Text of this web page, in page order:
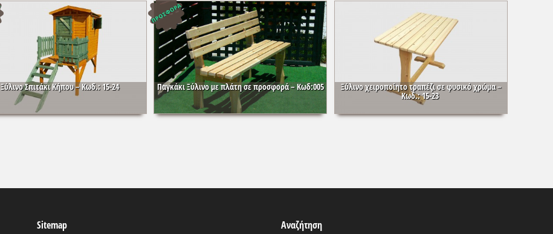
Ξύλινο Σπιτάκι Κήπου – Κωδ.: 15-24 Παγκάκι Ξύλινο με πλάτη σε προσφορά – Κωδ:005 Ξύλινο χειροποίητο τραπέζι σε φυσικό χρώμα –
Κωδ.: 15-23
Sitemap Αναζήτηση